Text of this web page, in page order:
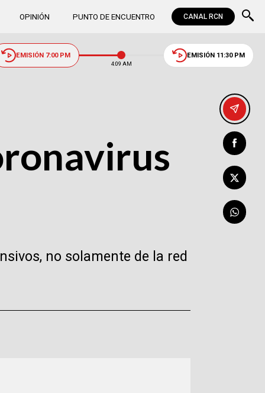
OPINIÓN PUNTO DE ENCUENTRO CANAL RCN
EMISIÓN 7:00 PM
4:09 AM
EMISIÓN 11:30 PM
no solamente de la red